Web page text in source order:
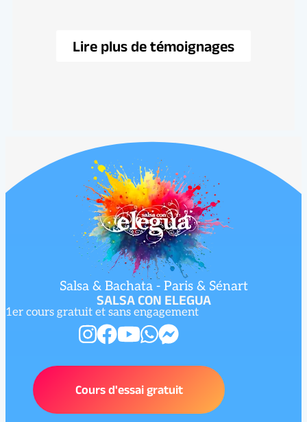
Lire plus de témoignages
Salsa & Bachata - Paris & Sénart
SALSA CON ELEGUA
1er cours gratuit et sans engagement
Cours d'essai gratuit